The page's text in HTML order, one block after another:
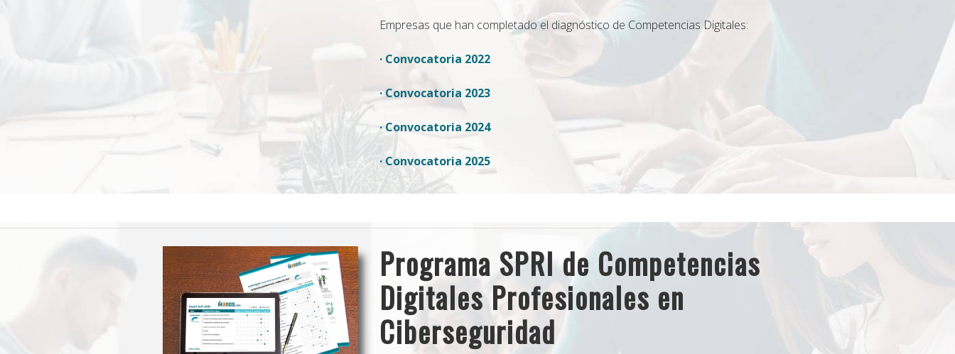
Empresas que han completado el diagnóstico de Competencias Digitales:
· Convocatoria 2022
· Convocatoria 2023
· Convocatoria 2024
· Convocatoria 2025
Programa SPRI de Competencias
Digitales Profesionales en
Ciberseguridad